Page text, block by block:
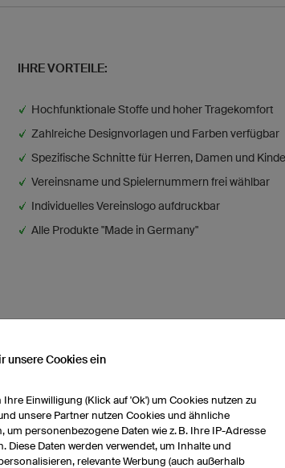
IHRE VORTEILE:
Hochfunktionale Stoffe und hoher Tragekomfort
Zahlreiche Designvorlagen und Farben verfügbar
Spezifische Schnitte für Herren, Damen und
Vereinsname und Spielernummern frei wählbar
Individuelles Vereinslogo aufdruckbar
Alle Produkte "Made in Germany"
unsere Cookies ein
Einwilligung (Klick auf 'Ok') um Cookies nutzen zu
unsere Partner nutzen Cookies und ähnliche
um personenbezogene Daten wie z. B. Ihre IP-Adresse
Diese Daten werden verwendet, um Inhalte und
relevante Werbung (auch außerhalb